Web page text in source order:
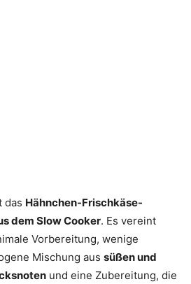
das Hähnchen-Frischkäse-
dem Slow Cooker. Es vereint
Vorbereitung, wenige
Mischung aus süßen und
und eine Zubereitung, die